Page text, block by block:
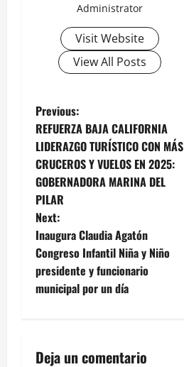
Administrator
Visit Website
View All Posts
P
o
s
t
n
a
v
g
Previous:
REFUERZA BAJA CALIFORNIA
LIDERAZGO TURÍSTICO CON MÁS
CRUCEROS Y VUELOS EN 2025:
GOBERNADORA MARINA DEL
PILAR
Next:
Inaugura Claudia Agatón
Congreso Infantil Niña y Niño
presidente y funcionario
municipal por un día
Deja un comentario